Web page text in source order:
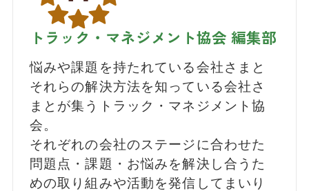
トラック・マネジメント協会 編集部
悩みや課題を持たれている会社さまと
それらの解決方法を知っている会社さ
まとが集うトラック・マネジメント協
会。
それぞれの会社のステージに合わせた
問題点・課題・お悩みを解決し合うた
めの取り組みや活動を発信してまいり